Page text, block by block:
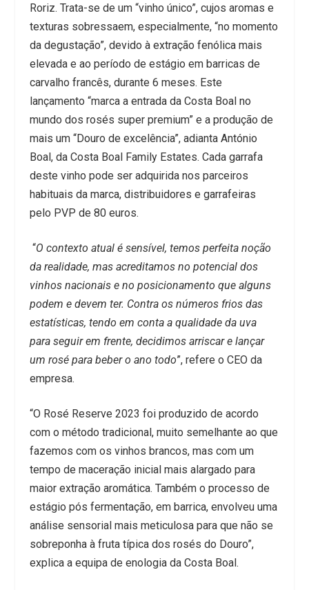
Roriz. Trata-se de um “vinho único”, cujos aromas e
texturas sobressaem, especialmente, “no momento
da degustação”, devido à extração fenólica mais
elevada e ao período de estágio em barricas de
carvalho francês, durante 6 meses. Este
lançamento “marca a entrada da Costa Boal no
mundo dos rosés super premium” e a produção de
mais um “Douro de excelência”, adianta António
Boal, da Costa Boal Family Estates. Cada garrafa
deste vinho pode ser adquirida nos parceiros
habituais da marca, distribuidores e garrafeiras
pelo PVP de 80 euros.
“O contexto atual é sensível, temos perfeita noção
da realidade, mas acreditamos no potencial dos
vinhos nacionais e no posicionamento que alguns
podem e devem ter. Contra os números frios das
estatísticas, tendo em conta a qualidade da uva
para seguir em frente, decidimos arriscar e lançar
um rosé para beber o ano todo”, refere o CEO da
empresa.
“O Rosé Reserve 2023 foi produzido de acordo
com o método tradicional, muito semelhante ao que
fazemos com os vinhos brancos, mas com um
tempo de maceração inicial mais alargado para
maior extração aromática. Também o processo de
estágio pós fermentação, em barrica, envolveu uma
análise sensorial mais meticulosa para que não se
sobreponha à fruta típica dos rosés do Douro”,
explica a equipa de enologia da Costa Boal.